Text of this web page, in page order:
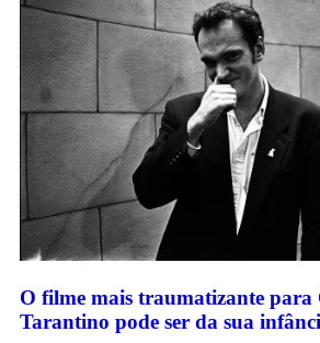
O filme mais traumatizante para
Tarantino pode ser da sua